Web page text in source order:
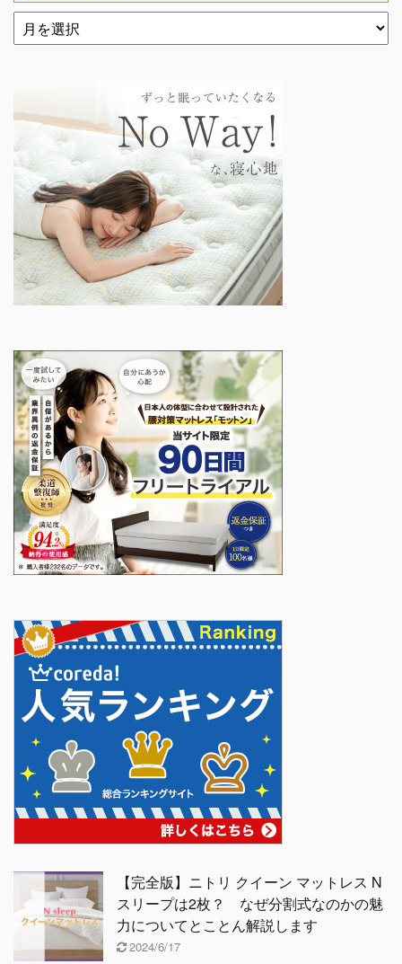
【完全版】ニトリ クイーン マットレス N
スリープは2枚？ なぜ分割式なのかの魅
力についてとことん解説します
2024/6/17